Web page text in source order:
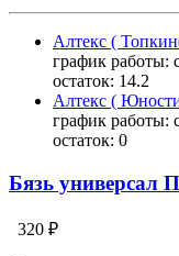
Алтекс (
график работы:
остаток: 14.2
Алтекс (
график работы:
остаток: 0
Бязь универсал
320 ₽